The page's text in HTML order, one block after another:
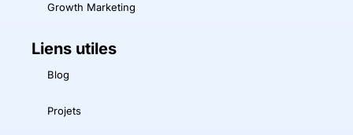
Growth Marketing
Liens utiles
Blog
Projets